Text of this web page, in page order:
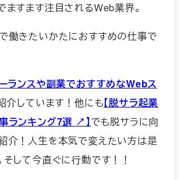
ますます注目されるWeb業界。
働きたいかたにおすすめの仕事で
ーランスや副業でおすすめなWebス
介しています！他にも【脱サラ起業
ランキング7選 ↗︎】でも脱サラに向
介！人生を本気で変えたい方は是
して今直ぐに行動です！！